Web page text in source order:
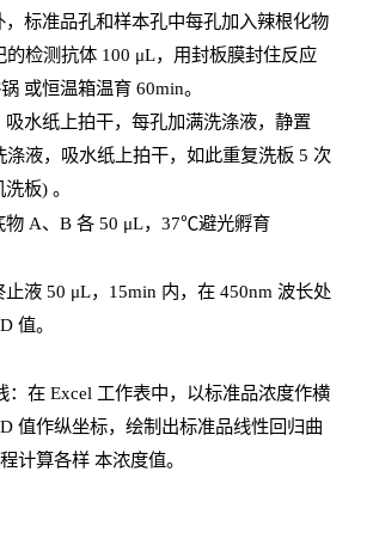
，标准品孔和样本孔中每孔加入辣根化物
的检测抗体 100 μL，用封板膜封住反应
或恒温箱温育60min。
吸水纸上拍干，每孔加满洗涤液，静置
涤液，吸水纸上拍干，如此重复洗板 5 次
板) 。
物A、B 各 50 μL，37℃避光孵育
液 50 μL， 15min 内，在450nm 波长处
值。
：在 Excel 工作表中，以标准品浓度作横
值作纵坐标，绘制出标准品线性回归曲
计算各样 本浓度值。